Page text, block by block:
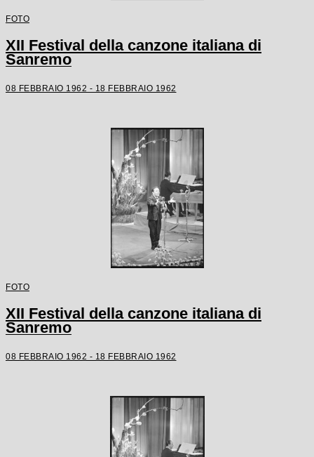
FOTO
XII Festival della canzone italiana di
Sanremo
08 FEBBRAIO 1962 - 18 FEBBRAIO 1962
FOTO
XII Festival della canzone italiana di
Sanremo
08 FEBBRAIO 1962 - 18 FEBBRAIO 1962